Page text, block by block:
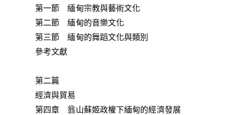
第一節 緬甸宗教與藝術文化
第二節 緬甸的音樂文化
第三節 緬甸的舞蹈文化與類別
參考文獻
第二篇
經濟與貿易
第四章 翁山蘇姬政權下緬甸的經濟發展